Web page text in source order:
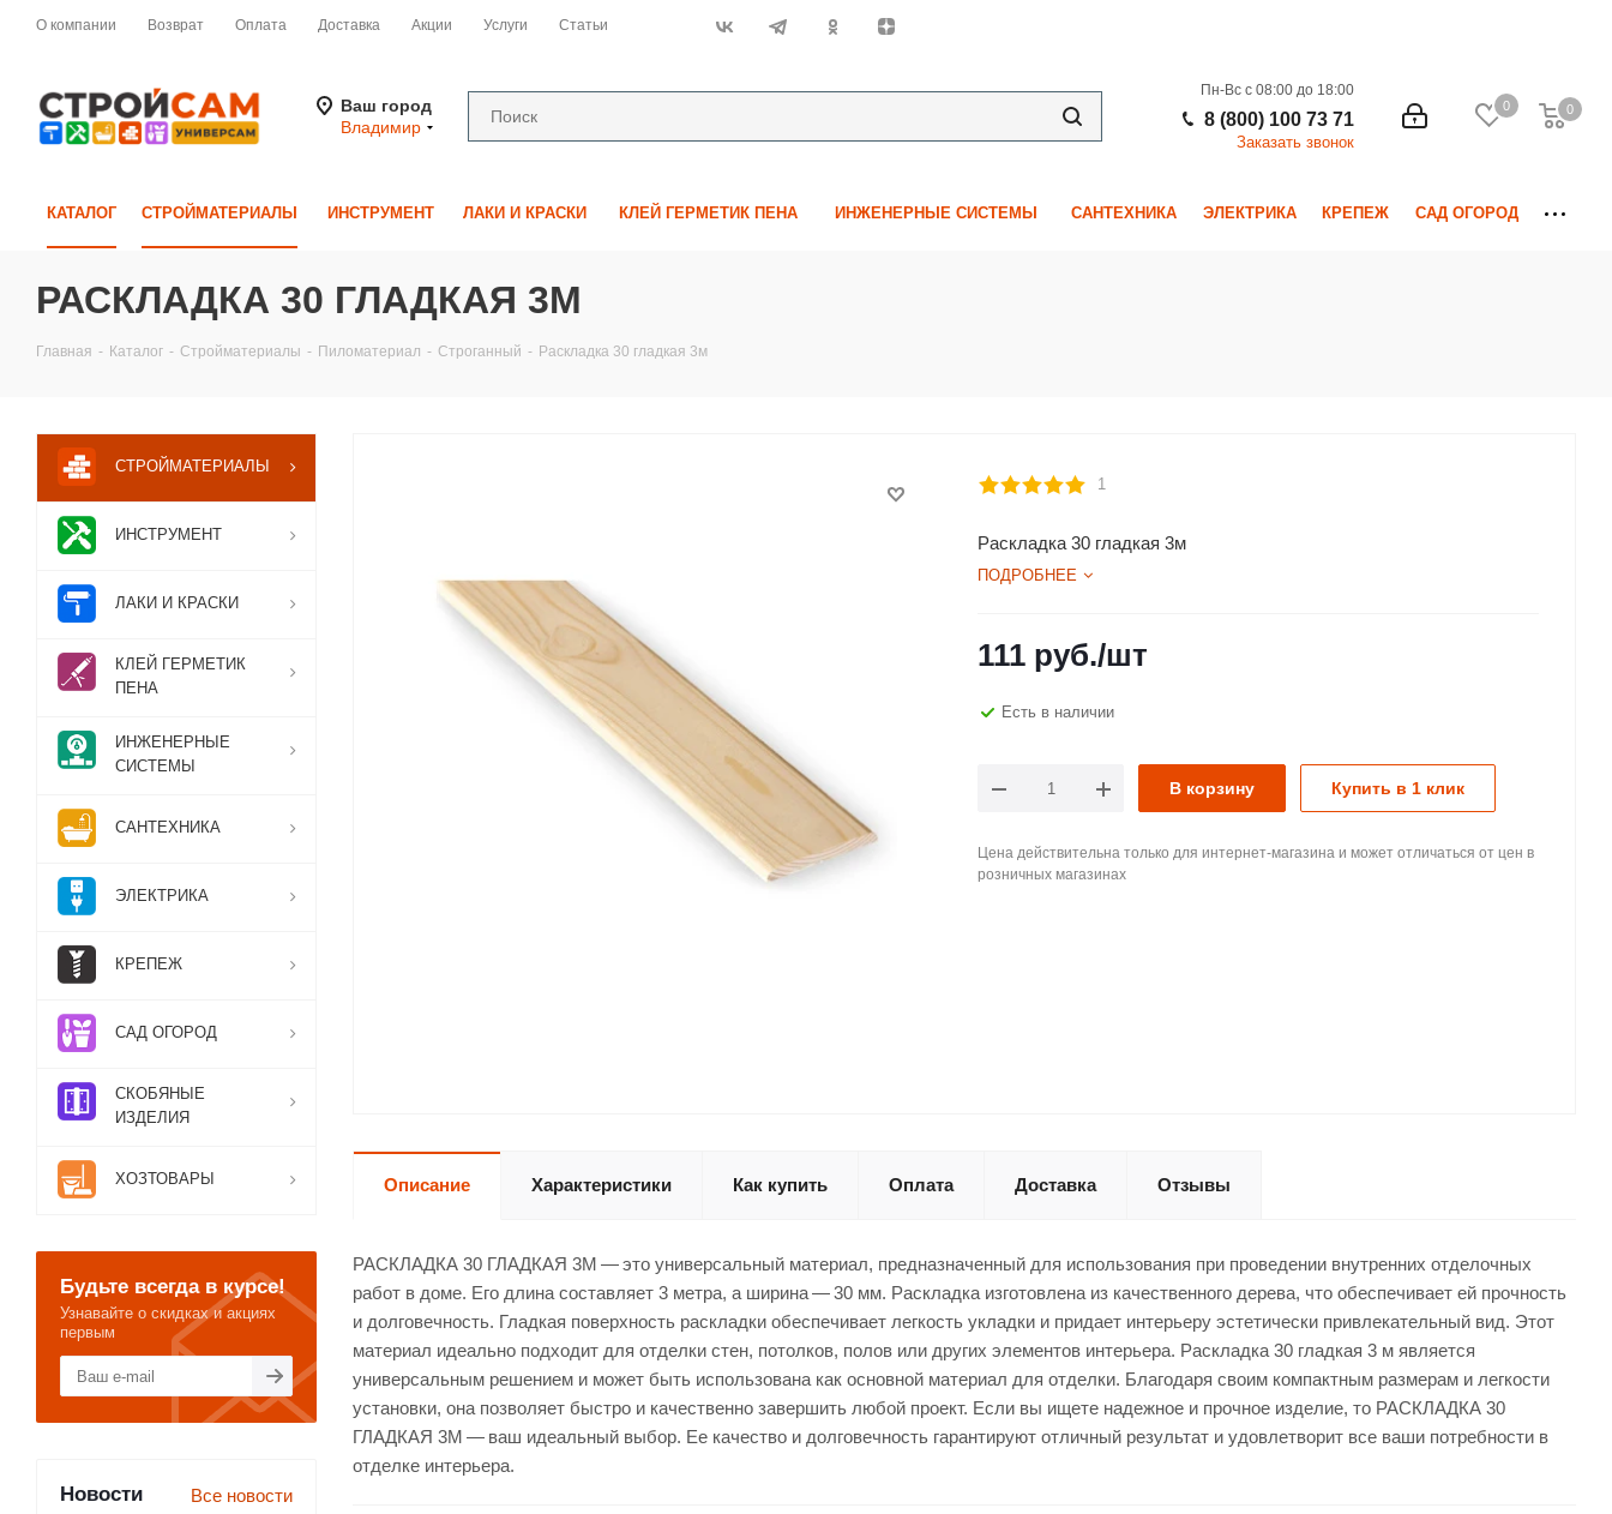
О компании Возврат Оплата Доставка Акции Услуги Статьи
Ваш город
Владимир
0 0
0
Пн-Вс с 08:00 до 18:00
8 (800) 100 73 71
Заказать звонок
КАТАЛОГ СТРОЙМАТЕРИАЛЫ ИНСТРУМЕНТ ЛАКИ И КРАСКИ КЛЕЙ ГЕРМЕТИК ПЕНА ИНЖЕНЕРНЫЕ СИСТЕМЫ САНТЕХНИКА ЭЛЕКТРИКА КРЕПЕЖ САД ОГОРОД
РАСКЛАДКА 30 ГЛАДКАЯ 3М
Главная - Каталог - Стройматериалы - Пиломатериал - Строганный - Раскладка 30 гладкая 3м
1
Раскладка 30 гладкая 3м
ПОДРОБНЕЕ
111 руб./шт
Есть в наличии
В корзину Купить в 1 клик
Цена действительна только для интернет-магазина и может отличаться от цен в
розничных магазинах
Описание Характеристики Как купить Оплата Доставка Отзывы
РАСКЛАДКА 30 ГЛАДКАЯ 3М — это универсальный материал, предназначенный для использования при проведении внутренних отделочных
работ в доме. Его длина составляет 3 метра, а ширина — 30 мм. Раскладка изготовлена из качественного дерева, что обеспечивает ей прочность
и долговечность. Гладкая поверхность раскладки обеспечивает легкость укладки и придает интерьеру эстетически привлекательный вид. Этот
материал идеально подходит для отделки стен, потолков, полов или других элементов интерьера. Раскладка 30 гладкая 3 м является
универсальным решением и может быть использована как основной материал для отделки. Благодаря своим компактным размерам и легкости
установки, она позволяет быстро и качественно завершить любой проект. Если вы ищете надежное и прочное изделие, то РАСКЛАДКА 30
ГЛАДКАЯ 3М — ваш идеальный выбор. Ее качество и долговечность гарантируют отличный результат и удовлетворит все ваши потребности в
отделке интерьера.
СТРОЙМАТЕРИАЛЫ
ИНСТРУМЕНТ
ЛАКИ И КРАСКИ
КЛЕЙ ГЕРМЕТИК
ПЕНА
ИНЖЕНЕРНЫЕ
СИСТЕМЫ
САНТЕХНИКА
ЭЛЕКТРИКА
КРЕПЕЖ
САД ОГОРОД
СКОБЯНЫЕ
ИЗДЕЛИЯ
ХОЗТОВАРЫ
Будьте всегда в курсе!
Узнавайте о скидках и акциях
первым
Новости Все новости